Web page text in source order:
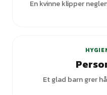
En kvinne klipper
Et glad barn grer